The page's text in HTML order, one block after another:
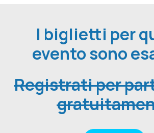
I biglietti per
evento sono
Registrati per